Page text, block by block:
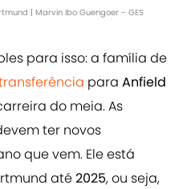
| Marvin Ibo Guengoer - GES
para isso: a família de
para Anfield
do meia. As
ter novos
que vem. Ele está
até2025, ou seja,